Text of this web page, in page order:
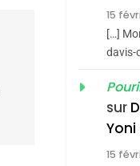
2
15
[…]
davis-
sur
15